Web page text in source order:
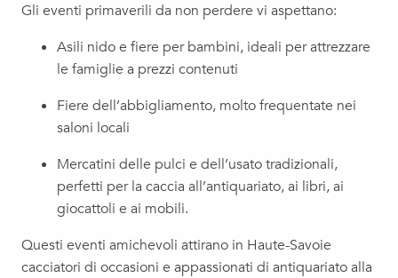
Gli eventi primaverili da non perdere vi aspettano:
Asili nido e fiere per bambini, ideali per attrezzare
le famiglie a prezzi contenuti
Fiere dell’abbigliamento, molto frequentate nei
saloni locali
Mercatini delle pulci e dell’usato tradizionali,
perfetti per la caccia all’antiquariato, ai libri, ai
giocattoli e ai mobili.
Questi eventi amichevoli attirano in Haute-Savoie
cacciatori di occasioni e appassionati di antiquariato alla